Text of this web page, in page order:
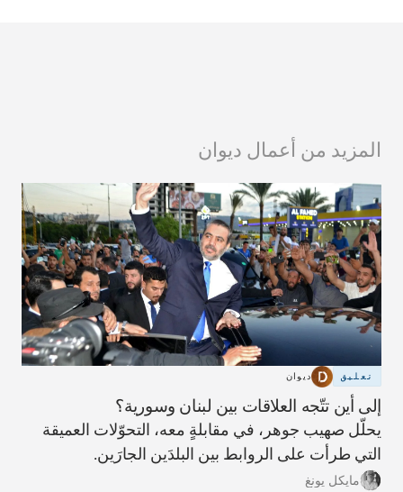
المزيد من أعمال ديوان
تعليق ديوان
إلى أين تتّجه العلاقات بين لبنان وسورية؟
يحلّل صهيب جوهر، في مقابلةٍ معه، التحوّلات العميقة
التي طرأت على الروابط بين البلدَين الجارَين.
مايكل يونغ